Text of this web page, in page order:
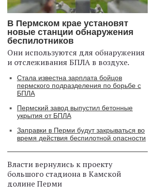
В Пермском крае установят
новые станции обнаружения
беспилотников
Они используются для обнаружения
и отслеживания БПЛА в воздухе.
Стала известна зарплата бойцов
пермского подразделения по борьбе с
БПЛА
Пермский завод выпустил бетонные
укрытия от БПЛА
Заправки в Перми будут закрываться во
время действия беспилотной опасности
Власти вернулись к проекту
большого стадиона в Камской
долине Перми